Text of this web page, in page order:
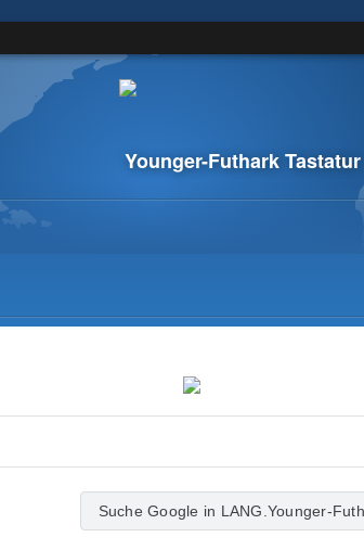
Younger-Futhark Tastatur
Suche Google in LANG.Younger-